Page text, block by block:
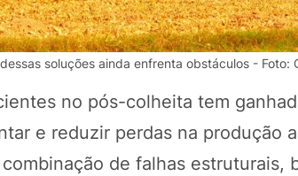
soluções ainda enfrenta obstáculos - Foto:
no pós-colheita tem
e reduzir perdas na produção
de falhas estruturais,